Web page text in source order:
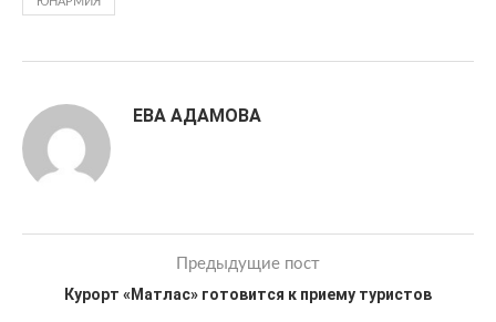
ЕВА АДАМОВА
Предыдущие пост
Курорт «Матлас» готовится к приему туристов